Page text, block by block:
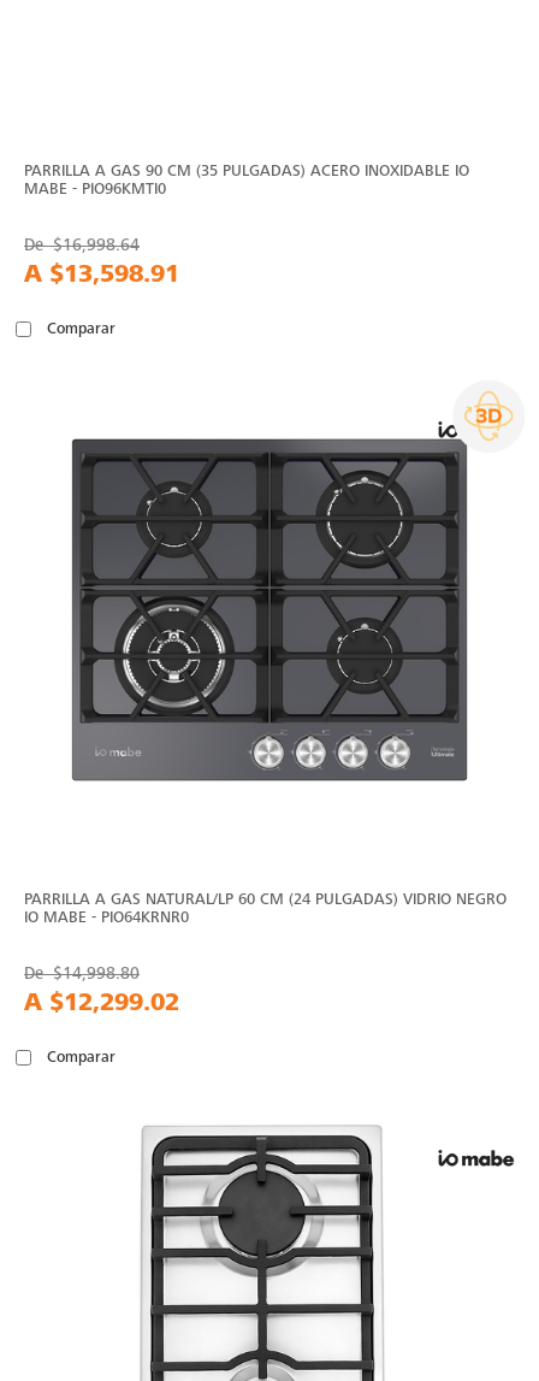
PARRILLA A GAS 90 CM (35 PULGADAS) ACERO INOXIDABLE IO
MABE - PIO96KMTI0
De$16,998.64
A $13,598.91
Comparar
PARRILLA A GAS NATURAL/LP 60 CM (24 PULGADAS) VIDRIO NEGRO
IO MABE - PIO64KRNR0
De$14,998.80
A $12,299.02
Comparar